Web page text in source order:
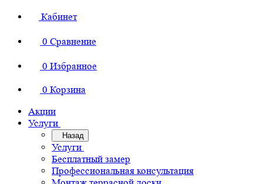
Кабинет
0 Сравнение
0 Избранное
0 Корзина
Акции
Услуги
Назад
Услуги
Бесплатный замер
Профессиональная консультация